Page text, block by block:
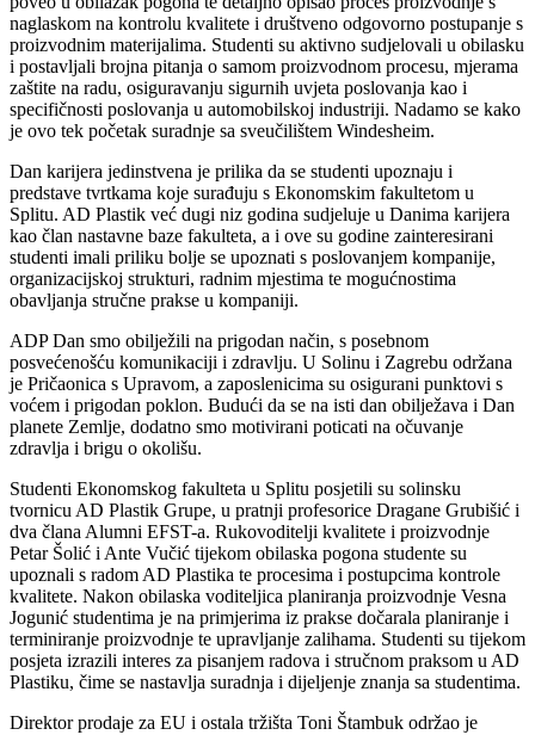
naglaskom na kontrolu kvalitete i društveno odgovorno postupanje s
proizvodnim materijalima. Studenti su aktivno sudjelovali u obilasku
i postavljali brojna pitanja o samom proizvodnom procesu, mjerama
zaštite na radu, osiguravanju sigurnih uvjeta poslovanja kao i
specifičnosti poslovanja u automobilskoj industriji. Nadamo se kako
je ovo tek početak suradnje sa sveučilištem Windesheim.
Dan karijera jedinstvena je prilika da se studenti upoznaju i
predstave tvrtkama koje surađuju s Ekonomskim fakultetom u
Splitu. AD Plastik već dugi niz godina sudjeluje u Danima karijera
kao član nastavne baze fakulteta, a i ove su godine zainteresirani
studenti imali priliku bolje se upoznati s poslovanjem kompanije,
organizacijskoj strukturi, radnim mjestima te mogućnostima
obavljanja stručne prakse u kompaniji.
ADP Dan smo obilježili na prigodan način, s posebnom
posvećenošću komunikaciji i zdravlju. U Solinu i Zagrebu održana
je Pričaonica s Upravom, a zaposlenicima su osigurani punktovi s
voćem i prigodan poklon. Budući da se na isti dan obilježava i Dan
planete Zemlje, dodatno smo motivirani poticati na očuvanje
zdravlja i brigu o okolišu.
Studenti Ekonomskog fakulteta u Splitu posjetili su solinsku
tvornicu AD Plastik Grupe, u pratnji profesorice Dragane Grubišić i
dva člana Alumni EFST-a. Rukovoditelji kvalitete i proizvodnje
Petar Šolić i Ante Vučić tijekom obilaska pogona studente su
upoznali s radom AD Plastika te procesima i postupcima kontrole
kvalitete. Nakon obilaska voditeljica planiranja proizvodnje Vesna
Jogunić studentima je na primjerima iz prakse dočarala planiranje i
terminiranje proizvodnje te upravljanje zalihama. Studenti su tijekom
posjeta izrazili interes za pisanjem radova i stručnom praksom u AD
Plastiku, čime se nastavlja suradnja i dijeljenje znanja sa studentima.
Direktor prodaje za EU i ostala tržišta Toni Štambuk održao je